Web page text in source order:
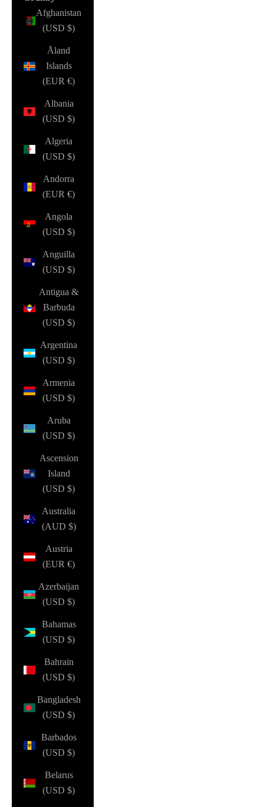
Afghanistan
(USD $)
Åland
Islands
(EUR €)
Albania
(USD $)
Algeria
(USD $)
Andorra
(EUR €)
Angola
(USD $)
Anguilla
(USD $)
Antigua &
Barbuda
(USD $)
Argentina
(USD $)
Armenia
(USD $)
Aruba
(USD $)
Ascension
Island
(USD $)
Australia
(AUD $)
Austria
(EUR €)
Azerbaijan
(USD $)
Bahamas
(USD $)
Bahrain
(USD $)
Bangladesh
(USD $)
Barbados
(USD $)
Belarus
(USD $)